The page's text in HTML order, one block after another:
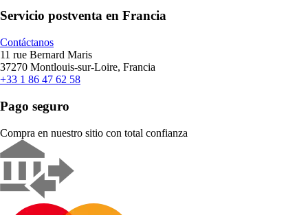
Servicio postventa en Francia
Contáctanos
11 rue Bernard Maris
37270 Montlouis-sur-Loire, Francia
+33 1 86 47 62 58
Pago seguro
Compra en nuestro sitio con total confianza